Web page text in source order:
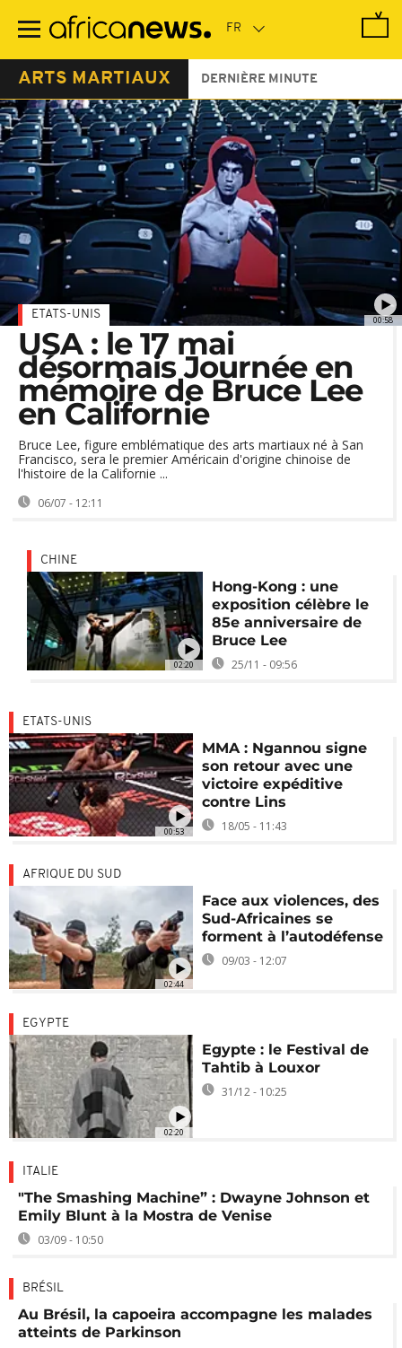
contenu
ARTS MARTIAUX DERNIÈRE MINUTE
00:58
ETATS-UNIS
USA : le 17 mai
désormais Journée en
mémoire de Bruce Lee
en Californie
Bruce Lee, figure emblématique des arts martiaux né à San
Francisco, sera le premier Américain d'origine chinoise de
l'histoire de la Californie ...
06/07 - 12:11
02:20
CHINE
Hong-Kong : une
exposition célèbre le
85e anniversaire de
Bruce Lee
25/11 - 09:56
00:53
ETATS-UNIS
MMA : Ngannou signe
son retour avec une
victoire expéditive
contre Lins
18/05 - 11:43
02:44
AFRIQUE DU SUD
Face aux violences, des
Sud-Africaines se
forment à l’autodéfense
09/03 - 12:07
02:20
EGYPTE
Egypte : le Festival de
Tahtib à Louxor
31/12 - 10:25
ITALIE
"The Smashing Machine” : Dwayne Johnson et
Emily Blunt à la Mostra de Venise
03/09 - 10:50
BRÉSIL
Au Brésil, la capoeira accompagne les malades
atteints de Parkinson